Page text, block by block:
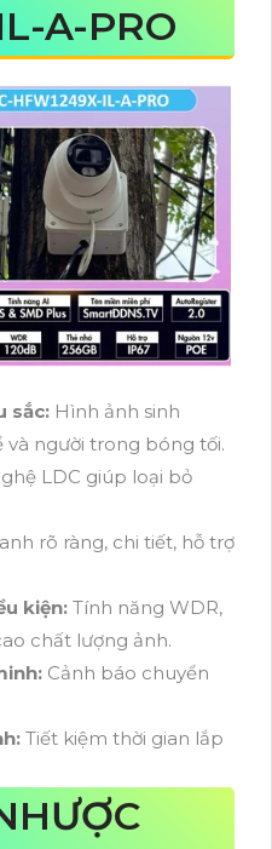
A-PRO
sắc: Hình ảnh sinh
và người trong bóng tối.
LDC giúp loại bỏ
rõ ràng, chi tiết, hỗ trợ
kiện: Tính năng WDR,
chất lượng ảnh.
Cảnh báo chuyển
Tiết kiệm thời gian lắp